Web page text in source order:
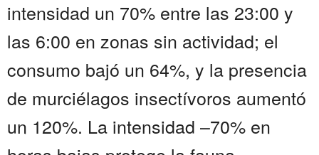
intensidad un 70% entre las 23:00 y
las 6:00 en zonas sin actividad; el
consumo bajó un 64%, y la presencia
de murciélagos insectívoros aumentó
un 120%. La intensidad –70% en